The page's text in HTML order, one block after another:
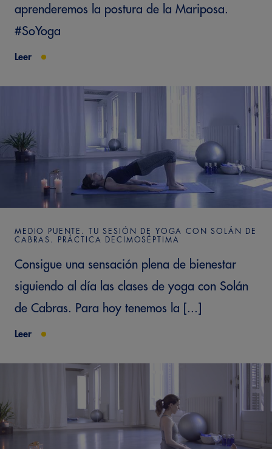
aprenderemos la postura de la Mariposa.
#SoYoga
Leer
MEDIO PUENTE. TU SESIÓN DE YOGA CON SOLÁN DE
CABRAS. PRÁCTICA DECIMOSÉPTIMA
Consigue una sensación plena de bienestar
siguiendo al día las clases de yoga con Solán
de Cabras. Para hoy tenemos la [...]
Leer